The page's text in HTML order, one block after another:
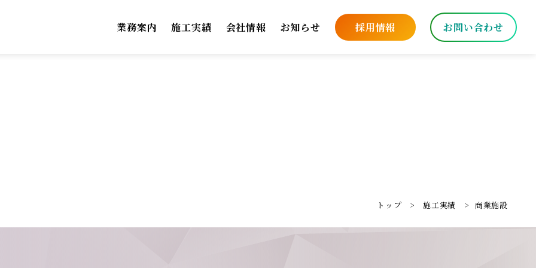
業務案内 施工実績 会社情報 お知らせ 採用情報 お問い合わせ
トップ 施工実績 商業施設